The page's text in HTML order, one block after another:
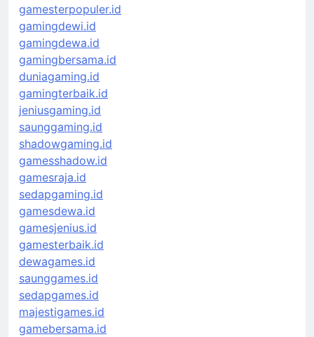
gamesterpopuler.id
gamingdewi.id
gamingdewa.id
gamingbersama.id
duniagaming.id
gamingterbaik.id
jeniusgaming.id
saunggaming.id
shadowgaming.id
gamesshadow.id
gamesraja.id
sedapgaming.id
gamesdewa.id
gamesjenius.id
gamesterbaik.id
dewagames.id
saunggames.id
sedapgames.id
majestigames.id
gamebersama.id